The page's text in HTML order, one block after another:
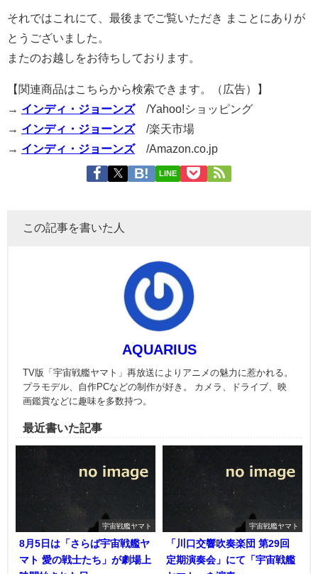
それではこれにて、最後までご覧いただき まことにありが
とうございました。
またのお越しをお待ちしております。
【関連商品はこちらから検索できます。（広告）】
→ インディ・ジョーンズ/Yahoo!ショッピング
→ インディ・ジョーンズ/楽天市場
→ インディ・ジョーンズ/Amazon.co.jp
LINE
この記事を書いた人
AQUARIUS
TV版「宇宙戦艦ヤマト」再放送によりアニメの魅力に惹かれる。
プラモデル、自作PCなどの制作が好き。 カメラ、ドライブ、映
画鑑賞などに趣味を多数持つ。
最近書いた記事
宇宙戦艦ヤマト
8月5日は「さらば宇宙戦艦ヤ
マト 愛の戦士たち」が劇場上
宇宙戦艦ヤマト
「川口交響吹奏楽団 第29回
定期演奏会」にて「宇宙戦艦